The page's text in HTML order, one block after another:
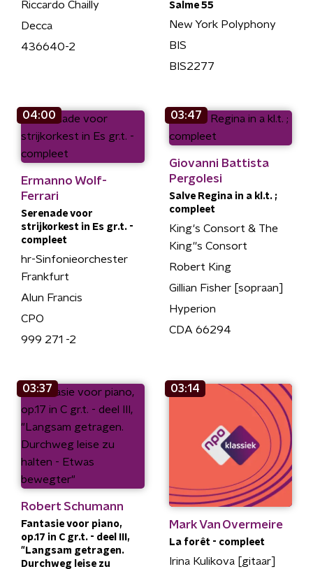
Riccardo Chailly
Decca
436640-2
Salme 55
New York Polyphony
BIS
BIS2277
04:00
Ermanno Wolf-
Ferrari
Serenade voor
strijkorkest in Es gr.t. -
compleet
hr-Sinfonieorchester
Frankfurt
Alun Francis
CPO
999 271 -2
03:47
Giovanni Battista
Pergolesi
Salve Regina in a kl.t. ;
compleet
King's Consort & The
King''s Consort
Robert King
Gillian Fisher [sopraan]
Hyperion
CDA 66294
03:37
Robert Schumann
Fantasie voor piano,
op.17 in C gr.t. - deel III,
"Langsam getragen.
Durchweg leise zu
03:14
Mark Van Overmeire
La forêt - compleet
Irina Kulikova [gitaar]